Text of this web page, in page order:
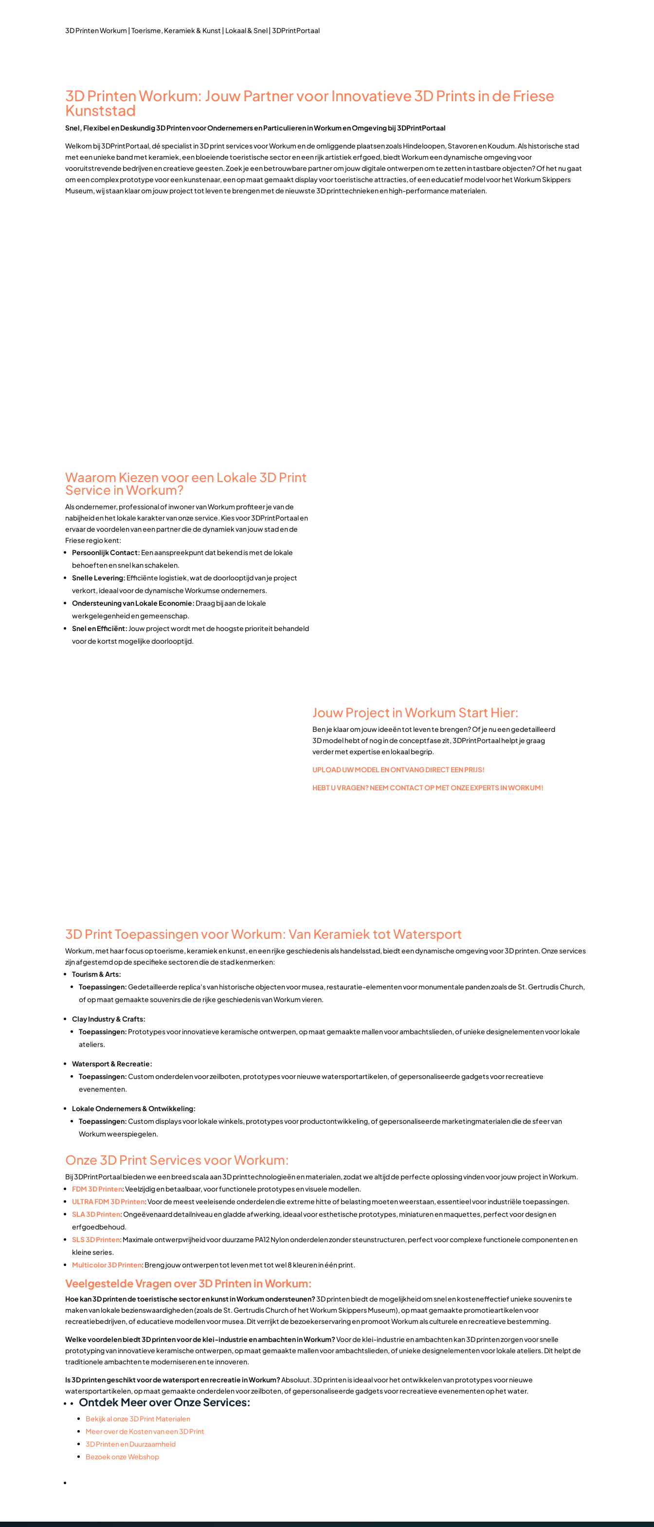
3D Printen Workum | Toerisme, Keramiek & Kunst | Lokaal & Snel | 3DPrintPortaal
3D Printen Workum: Jouw Partner voor Innovatieve 3D Prints in de Friese
Kunststad
Snel, Flexibel en Deskundig 3D Printen voor Ondernemers en Particulieren in Workum en Omgeving bij 3DPrintPortaal
Welkom bij 3DPrintPortaal, dé specialist in 3D print services voor Workum en de omliggende plaatsen zoals Hindeloopen, Stavoren en Koudum. Als historische stad
met een unieke band met keramiek, een bloeiende toeristische sector en een rijk artistiek erfgoed, biedt Workum een dynamische omgeving voor
vooruitstrevende bedrijven en creatieve geesten. Zoek je een betrouwbare partner om jouw digitale ontwerpen om te zetten in tastbare objecten? Of het nu gaat
om een complex prototype voor een kunstenaar, een op maat gemaakt display voor toeristische attracties, of een educatief model voor het Workum Skippers
Museum, wij staan klaar om jouw project tot leven te brengen met de nieuwste 3D printtechnieken en high-performance materialen.
Waarom Kiezen voor een Lokale 3D Print
Service in Workum?
Als ondernemer, professional of inwoner van Workum profiteer je van de
nabijheid en het lokale karakter van onze service. Kies voor 3DPrintPortaal en
ervaar de voordelen van een partner die de dynamiek van jouw stad en de
Friese regio kent:
Persoonlijk Contact: Een aanspreekpunt dat bekend is met de lokale
behoeften en snel kan schakelen.
Snelle Levering: Efficiënte logistiek, wat de doorlooptijd van je project
verkort, ideaal voor de dynamische Workumse ondernemers.
Ondersteuning van Lokale Economie: Draag bij aan de lokale
werkgelegenheid en gemeenschap.
Snel en Efficiënt:Jouw project wordt met de hoogste prioriteit behandeld
voor de kortst mogelijke doorlooptijd.
Jouw Project in Workum Start Hier:
Ben je klaar om jouw ideeën tot leven te brengen? Of je nu een gedetailleerd
3D model hebt of nog in de conceptfase zit, 3DPrintPortaal helpt je graag
verder met expertise en lokaal begrip.
UPLOAD UW MODEL EN ONTVANG DIRECT EEN PRIJS!
HEBT U VRAGEN? NEEM CONTACT OP MET ONZE EXPERTS IN WORKUM!
3D Print Toepassingen voor Workum: Van Keramiek tot Watersport
Workum, met haar focus op toerisme, keramiek en kunst, en een rijke geschiedenis als handelsstad, biedt een dynamische omgeving voor 3D printen. Onze services
zijn afgestemd op de specifieke sectoren die de stad kenmerken:
Tourism & Arts:
Toepassingen:Gedetailleerde replica's van historische objecten voor musea, restauratie-elementen voor monumentale panden zoals de St. Gertrudis Church,
of op maat gemaakte souvenirs die de rijke geschiedenis van Workum vieren.
Clay Industry & Crafts:
Toepassingen: Prototypes voor innovatieve keramische ontwerpen, op maat gemaakte mallen voor ambachtslieden, of unieke designelementen voor lokale
ateliers.
Watersport & Recreatie:
Toepassingen:Custom onderdelen voor zeilboten, prototypes voor nieuwe watersportartikelen, of gepersonaliseerde gadgets voor recreatieve
evenementen.
Lokale Ondernemers & Ontwikkeling:
Toepassingen:Custom displays voor lokale winkels, prototypes voor productontwikkeling, of gepersonaliseerde marketingmaterialen die de sfeer van
Workum weerspiegelen.
Onze 3D Print Services voor Workum:
Bij 3DPrintPortaal bieden we een breed scala aan 3D printtechnologieën en materialen, zodat we altijd de perfecte oplossing vinden voor jouw project in Workum.
FDM 3D Printen: Veelzijdig en betaalbaar, voor functionele prototypes en visuele modellen.
ULTRA FDM 3D Printen: Voor de meest veeleisende onderdelen die extreme hitte of belasting moeten weerstaan, essentieel voor industriële toepassingen.
SLA 3D Printen: Ongeëvenaard detailniveau en gladde afwerking, ideaal voor esthetische prototypes, miniaturen en maquettes, perfect voor design en
erfgoedbehoud.
SLS 3D Printen: Maximale ontwerpvrijheid voor duurzame PA12 Nylon onderdelen zonder steunstructuren, perfect voor complexe functionele componenten en
kleine series.
Multicolor 3D Printen: Breng jouw ontwerpen tot leven met tot wel 8 kleuren in één print.
Veelgestelde Vragen over 3D Printen in Workum:
Hoe kan 3D printen de toeristische sector en kunst in Workum ondersteunen?3D printen biedt de mogelijkheid om snel en kosteneffectief unieke souvenirs te
maken van lokale bezienswaardigheden (zoals de St. Gertrudis Church of het Workum Skippers Museum), op maat gemaakte promotieartikelen voor
recreatiebedrijven, of educatieve modellen voor musea. Dit verrijkt de bezoekerservaring en promoot Workum als culturele en recreatieve bestemming.
Welke voordelen biedt 3D printen voor de klei-industrie en ambachten in Workum?Voor de klei-industrie en ambachten kan 3D printen zorgen voor snelle
prototyping van innovatieve keramische ontwerpen, op maat gemaakte mallen voor ambachtslieden, of unieke designelementen voor lokale ateliers. Dit helpt de
traditionele ambachten te moderniseren en te innoveren.
Is 3D printen geschikt voor de watersport en recreatie in Workum?Absoluut. 3D printen is ideaal voor het ontwikkelen van prototypes voor nieuwe
watersportartikelen, op maat gemaakte onderdelen voor zeilboten, of gepersonaliseerde gadgets voor recreatieve evenementen op het water.
Ontdek Meer over Onze Services:
Bekijk al onze 3D Print Materialen
Meer over de Kosten van een 3D Print
3D Printen en Duurzaamheid
Bezoek onze Webshop